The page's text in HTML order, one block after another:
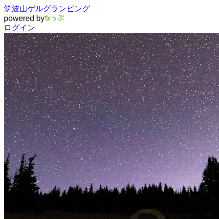
筑波山ゲルグランピング
powered by
ログイン